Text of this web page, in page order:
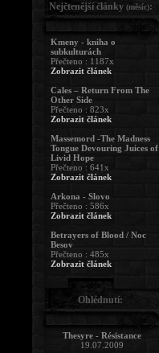
Nejčtenější články (měsíc):
Kmeny - kniha o
subkulturách
Přečteno : 1187x
Zobrazit článek
Cales – Return From The
Other Side
Přečteno : 823x
Zobrazit článek
Massemord -The Madness
Tongue Devouring Juices of
Livid Hope
Přečteno : 641x
Zobrazit článek
Arkona - Slovo
Přečteno : 586x
Zobrazit článek
Betrayers of Blood / Noc
Besov
Přečteno : 485x
Zobrazit článek
Ohlédnutí:
Thesyre - Résistance
19.07.2009